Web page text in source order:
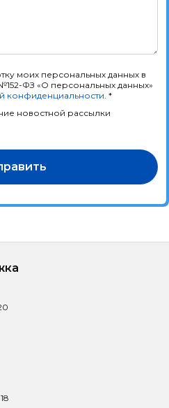
моих персональных данных в
ФЗ «О персональных данных»
конфиденциальности . *
новостной рассылки